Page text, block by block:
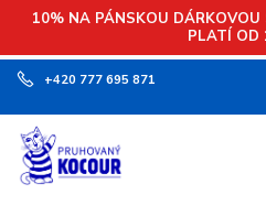
10% NA PÁNSKOU
PLATÍ OD
+420 777 695 871